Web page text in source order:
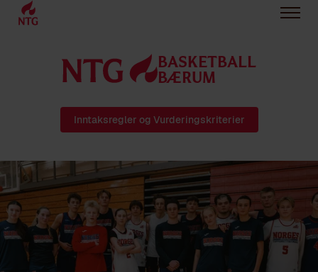
BASKETBALL
BÆRUM
Inntaksregler og Vurderingskriterier